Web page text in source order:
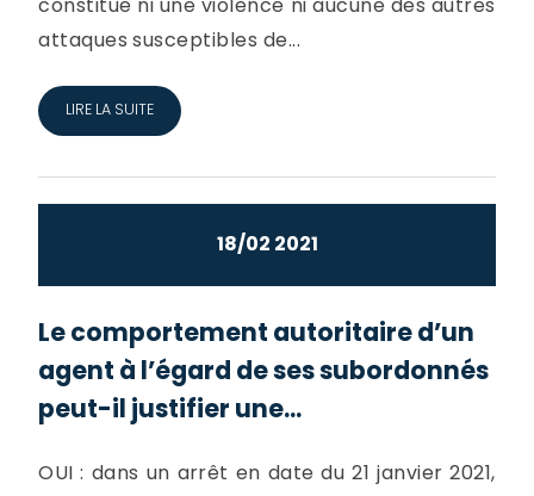
attaques susceptibles de...
LIRE LA SUITE
18/02 2021
Le comportement autoritaire d’un
agent à l’égard de ses subordonnés
peut-il justifier une...
OUI : dans un arrêt en date du 21 janvier 2021,